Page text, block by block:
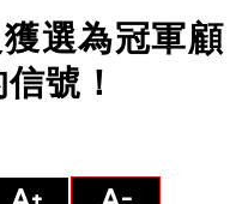
選為冠軍顧
號！